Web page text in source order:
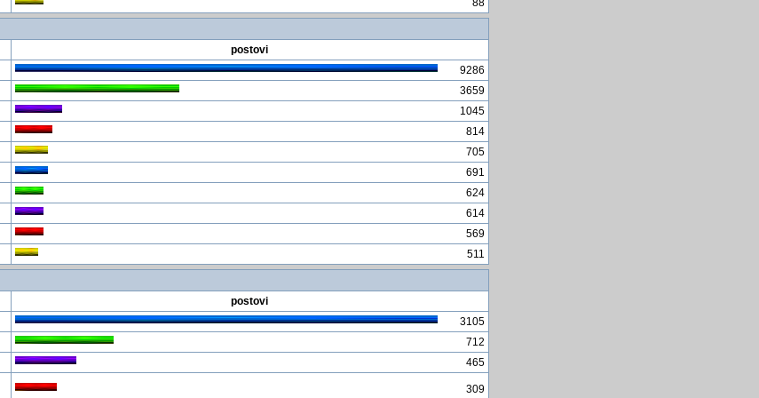
88
postovi
9286
3659
1045
814
705
691
624
614
569
511
postovi
3105
712
465
309